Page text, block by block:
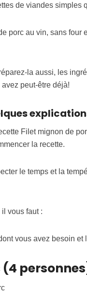
de viandes
porc au vin, sans four
la aussi, les
peut-être déjà!
Filet mignon de
la recette.
le temps et la
vous faut :
vous avez besoin et